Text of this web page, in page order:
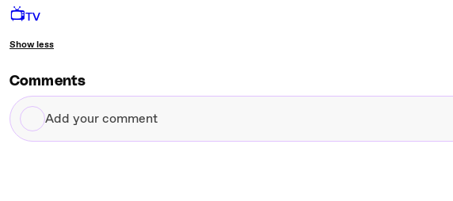
📺TV
Show less
Comments
Add
your